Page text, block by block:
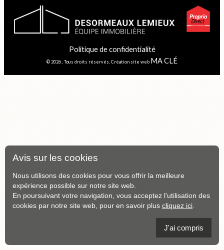
Politique de confidentialité
© 2026 , Tous droits réservés, Création site web MA CLÉ
Avis sur les cookies
Nous utilisons des cookies pour vous offrir la meilleure
expérience possible sur notre site web.
En poursuivant votre navigation, vous acceptez l'utilisation des
cookies par notre site web, pour en savoir plus cliquez ici
J'ai compris